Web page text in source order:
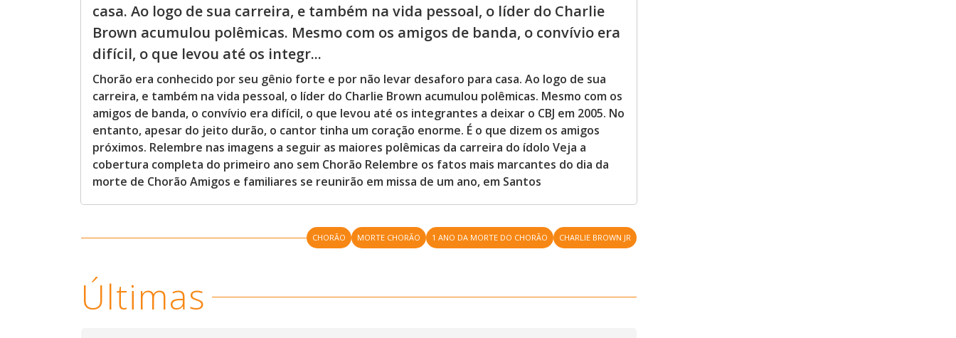
casa. Ao logo de sua carreira, e também na vida pessoal, o líder do Charlie
Brown acumulou polêmicas. Mesmo com os amigos de banda, o convívio era
difícil, o que levou até os integr...
Chorão era conhecido por seu gênio forte e por não levar desaforo para casa. Ao logo de sua
carreira, e também na vida pessoal, o líder do Charlie Brown acumulou polêmicas. Mesmo com os
amigos de banda, o convívio era difícil, o que levou até os integrantes a deixar o CBJ em 2005. No
entanto, apesar do jeito durão, o cantor tinha um coração enorme. É o que dizem os amigos
próximos. Relembre nas imagens a seguir as maiores polêmicas da carreira do ídolo Veja a
cobertura completa do primeiro ano sem Chorão Relembre os fatos mais marcantes do dia da
morte de Chorão Amigos e familiares se reunirão em missa de um ano, em Santos
CHORÃO MORTE CHORÃO 1 ANO DA MORTE DO CHORÃO CHARLIE BROWN JR
Últimas